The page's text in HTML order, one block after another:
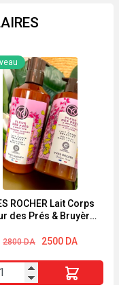
ROCHER Lait Corps
des Prés & Bruyère
2800DA
Le
initial
était :
2500 DA
Le
actuel
est :